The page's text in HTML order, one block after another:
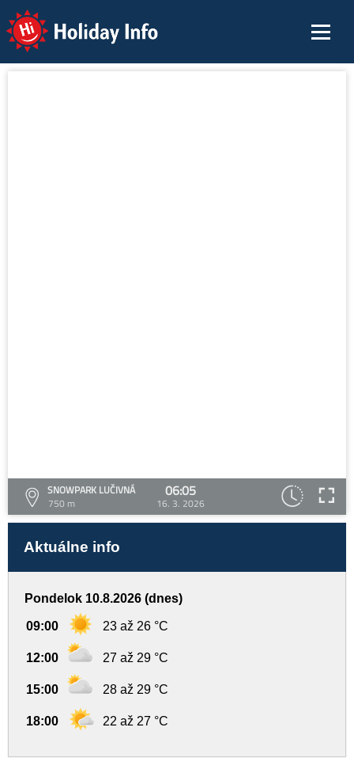
Holiday Info
SNOWPARK LUČIVNÁ
750 m
06:05
16. 3. 2026
Aktuálne info
Pondelok 10.8.2026 (dnes)
09:00 23 až 26 °C
12:00 27 až 29 °C
15:00 28 až 29 °C
18:00 22 až 27 °C